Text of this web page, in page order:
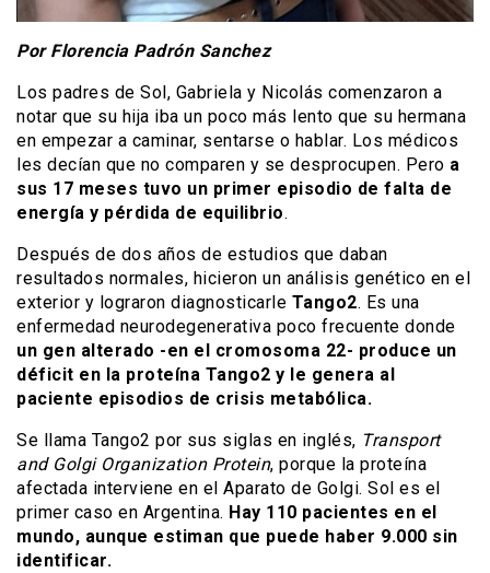
Por Florencia Padrón Sanchez
Los padres de Sol, Gabriela y Nicolás comenzaron a
notar que su hija iba un poco más lento que su hermana
en empezar a caminar, sentarse o hablar. Los médicos
les decían que no comparen y se desprocupen. Pero a
sus 17 meses tuvo un primer episodio de falta de
energía y pérdida de equilibrio.
Después de dos años de estudios que daban
resultados normales, hicieron un análisis genético en el
exterior y lograron diagnosticarle Tango2. Es una
enfermedad neurodegenerativa poco frecuente donde
un gen alterado -en el cromosoma 22- produce un
déficit en la proteína Tango2 y le genera al
paciente episodios de crisis metabólica.
Se llama Tango2 por sus siglas en inglés, Transport
and Golgi Organization Protein, porque la proteína
afectada interviene en el Aparato de Golgi. Sol es el
primer caso en Argentina. Hay 110 pacientes en el
mundo, aunque estiman que puede haber 9.000 sin
identificar.